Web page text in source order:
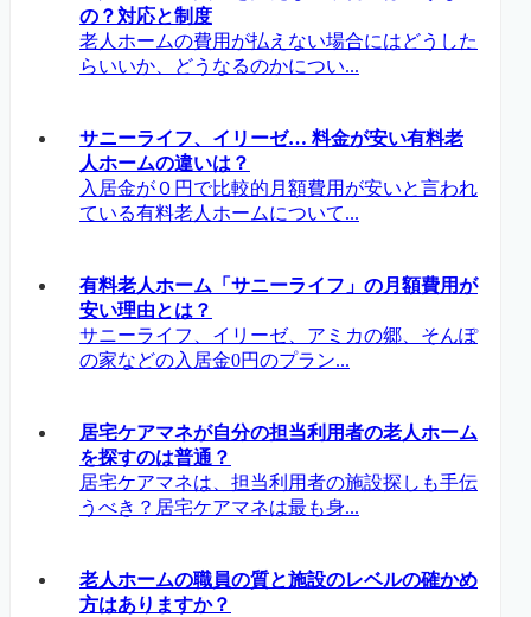
の？対応と制度
老人ホームの費用が払えない場合にはどうした
らいいか、どうなるのかについ...
サニーライフ、イリーゼ… 料金が安い有料老
人ホームの違いは？
入居金が０円で比較的月額費用が安いと言われ
ている有料老人ホームについて...
有料老人ホーム「サニーライフ」の月額費用が
安い理由とは？
サニーライフ、イリーゼ、アミカの郷、そんぽ
の家などの入居金0円のプラン...
居宅ケアマネが自分の担当利用者の老人ホーム
を探すのは普通？
居宅ケアマネは、担当利用者の施設探しも手伝
うべき？居宅ケアマネは最も身...
老人ホームの職員の質と施設のレベルの確かめ
方はありますか？